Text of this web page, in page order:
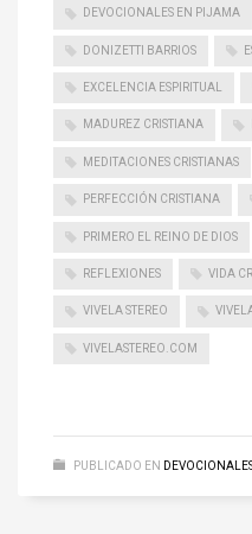
DEVOCIONALES EN PIJAMA
DONIZETTI BARRIOS
EXCELENCIA ESPIRITUAL
MADUREZ CRISTIANA
MEDITACIONES CRISTIANAS
PERFECCIÓN CRISTIANA
PRIMERO EL REINO DE DIOS
REFLEXIONES VIDA
VIVELA STEREO
VIVELASTEREO.COM
PUBLICADO EN